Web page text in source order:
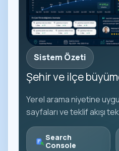
Sistem Özeti
Şehir ve ilçe
Yerel arama niyetine
sayfaları ve teklif akışı
Search
Console